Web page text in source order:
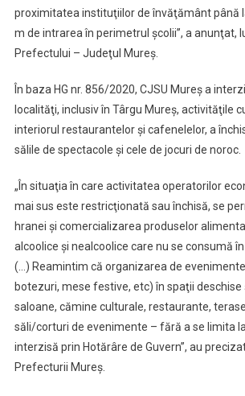
proximitatea instituţiilor de învăţământ până
m de intrarea în perimetrul şcolii”, a anunţat,
Prefectului – Judeţul Mureş.
În baza HG nr. 856/2020, CJSU Mureş a
localităţi, inclusiv în Târgu Mureş, activităţile
interiorul restaurantelor şi cafenelelor, a
sălile de spectacole şi cele de jocuri de noroc.
„În situaţia în care activitatea operatorilor
mai sus este restricţionată sau închisă, se
hranei şi comercializarea produselor
alcoolice şi nealcoolice care nu se consumă
(…) Reamintim că organizarea de
botezuri, mese festive, etc) în spaţii deschise
saloane, cămine culturale, restaurante,
săli/corturi de evenimente – fără a se limita
interzisă prin Hotărâre de Guvern”, au
Prefecturii Mureş.